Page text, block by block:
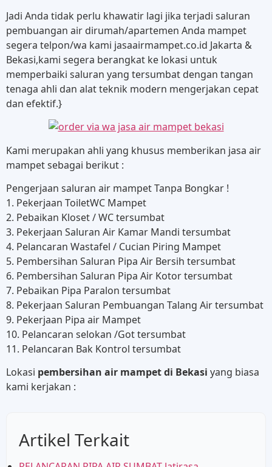
Jadi Anda tidak perlu khawatir lagi jika terjadi saluran
pembuangan air dirumah/apartemen Anda mampet
segera telpon/wa kami jasaairmampet.co.id Jakarta &
Bekasi,kami segera berangkat ke lokasi untuk
memperbaiki saluran yang tersumbat dengan tangan
tenaga ahli dan alat teknik modern mengerjakan cepat
dan efektif.}
Kami merupakan ahli yang khusus memberikan jasa air
mampet sebagai berikut :
Pengerjaan saluran air mampet Tanpa Bongkar !
1. Pekerjaan ToiletWC Mampet
2. Pebaikan Kloset / WC tersumbat
3. Pekerjaan Saluran Air Kamar Mandi tersumbat
4. Pelancaran Wastafel / Cucian Piring Mampet
5. Pembersihan Saluran Pipa Air Bersih tersumbat
6. Pembersihan Saluran Pipa Air Kotor tersumbat
7. Pebaikan Pipa Paralon tersumbat
8. Pekerjaan Saluran Pembuangan Talang Air tersumbat
9. Pekerjaan Pipa air Mampet
10. Pelancaran selokan /Got tersumbat
11. Pelancaran Bak Kontrol tersumbat
Lokasi pembersihan air mampet di Bekasi yang biasa
kami kerjakan :
Artikel Terkait